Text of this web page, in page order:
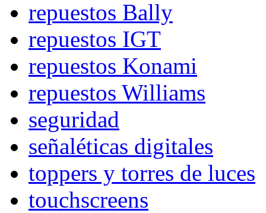
repuestos Bally
repuestos IGT
repuestos Konami
repuestos Williams
seguridad
señaléticas digitales
toppers y torres de luces
touchscreens